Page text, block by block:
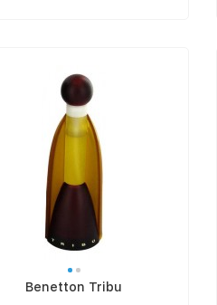
Benetton Tribu